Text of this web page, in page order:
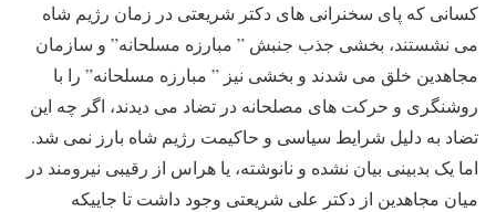
کسانی که پای سخنرانی های دکتر شریعتی در زمان رژیم شاه
می نشستند، بخشی جذب جنبش ” مبارزه مسلحانه” و سازمان
مجاهدین خلق می شدند و بخشی نیز ” مبارزه مسلحانه” را با
روشنگری و حرکت های مصلحانه در تضاد می دیدند، اگر چه این
تضاد به دلیل شرایط سیاسی و حاکیمت رژیم شاه بارز نمی شد.
اما یک بدبینی بیان نشده و نانوشته، یا هراس از رقیبی نیرومند در
میان مجاهدین از دکتر علی شریعتی وجود داشت تا جاییکه